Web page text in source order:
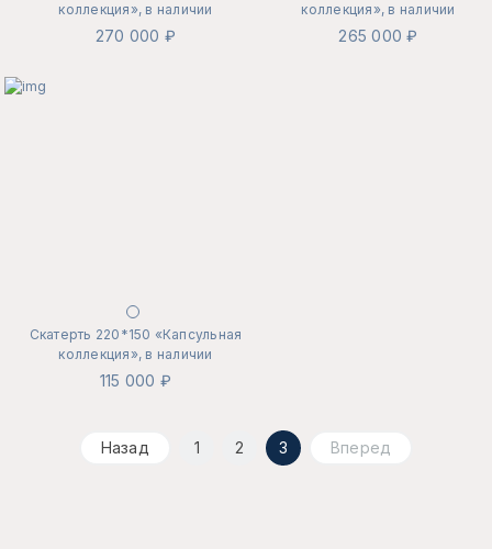
коллекция», в наличии
270 000 ₽
коллекция», в наличии
265 000 ₽
Скатерть 220*150 «Капсульная
коллекция», в наличии
115 000 ₽
Назад 1 2 3 Вперед